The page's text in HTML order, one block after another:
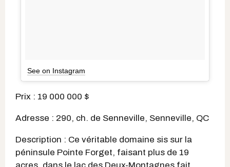
See on Instagram
Prix : 19 000 000 $
Adresse : 290, ch. de Senneville, Senneville, QC
Description : Ce véritable domaine sis sur la
péninsule Pointe Forget, faisant plus de 19